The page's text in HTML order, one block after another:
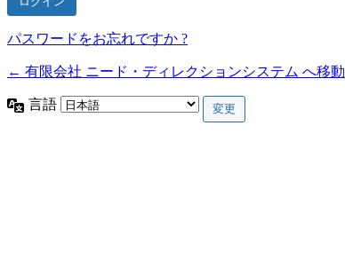
パスワードをお忘れですか ?
← 有限会社 ニード・ディレクションシステム へ移動
言語